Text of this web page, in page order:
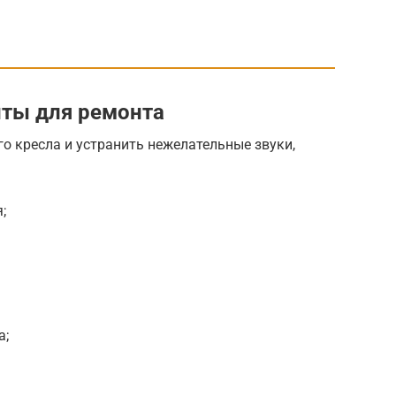
для ремонта
кресла и устранить нежелательные звуки,